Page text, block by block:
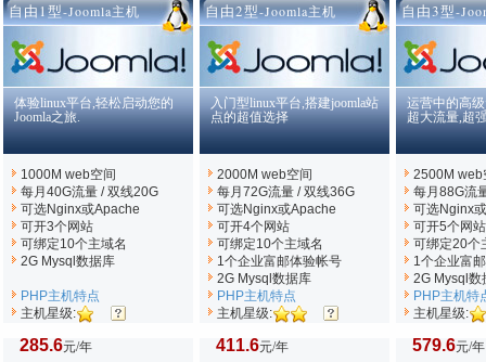
自由1型-Joomla主机
体验linux平台,轻松启动您的
Joomla之旅.
1000M web空间
每月40G流量 / 双线20G
可选Nginx或Apache
可开3个网站
可绑定10个主域名
2G Mysql数据库
PHP主机特点
主机星级:
自由2型-Joomla主机
入门型linux平台,搭建joomla站
点的超值选择
2000M web空间
每月72G流量 / 双线36G
可选Nginx或Apache
可开4个网站
可绑定10个主域名
1个企业富邮体验帐号
2G Mysql数据库
PHP主机特点
主机星级:
自由3型-
运营中的高
超大流量,超
2500M web
每月88G流
可选Nginx
可开5个网站
可绑定20个
1个企业富
2G Mysql数
PHP主机特
主机星级:
285.6元/年
411.6元/年
579.6元/年